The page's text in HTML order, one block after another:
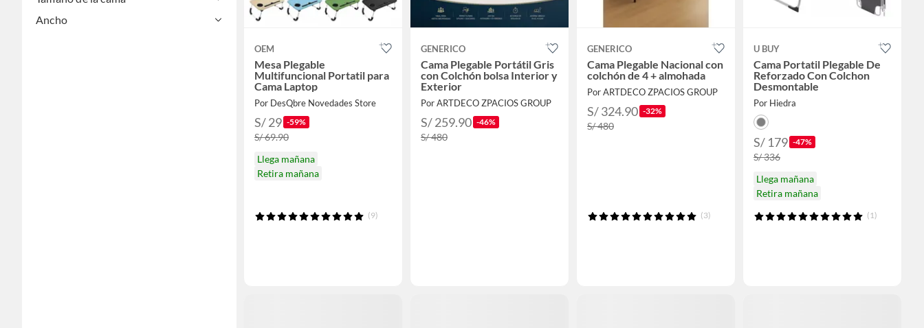
Ancho
OEM
Mesa Plegable
Multifuncional Portatil para
Cama Laptop
Por DesQbre Novedades Store
S/ 29 -59%
S/ 69.90
Llega mañana
Retira mañana
(9)
GENERICO
Cama Plegable Portátil Gris
con Colchón bolsa Interior y
Exterior
Por ARTDECO ZPACIOS GROUP
S/ 259.90 -46%
S/ 480
GENERICO
Cama Plegable Nacional con
colchón de 4 + almohada
Por ARTDECO ZPACIOS GROUP
S/ 324.90 -32%
S/ 480
(3)
U BUY
Cama Portatil Plegable De
Reforzado Con Colchon
Desmontable
Por Hiedra
S/ 179 -47%
S/ 336
Llega mañana
Retira mañana
(1)